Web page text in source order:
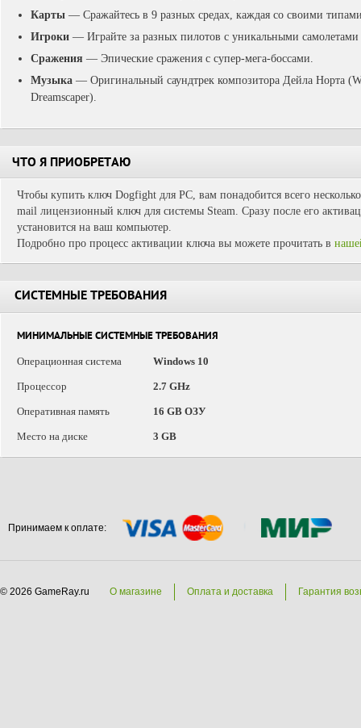
Карты — Сражайтесь в 9 разных средах, каждая со своими
Игроки — Играйте за разных пилотов с уникальными самолетами
Сражения — Эпические сражения с супер-мега-боссами.
Музыка — Оригинальный саундтрек композитора Дейла Норта
Dreamscaper).
ЧТО Я ПРИОБРЕТАЮ
Чтобы купить ключ Dogfight для PC, вам понадобится всего
mail лицензионный ключ для системы Steam. Сразу после его
установится на ваш компьютер.
Подробно про процесс активации ключа вы можете прочитать в
СИСТЕМНЫЕ ТРЕБОВАНИЯ
МИНИМАЛЬНЫЕ СИСТЕМНЫЕ ТРЕБОВАНИЯ
Операционная система
Windows 10
Процессор 2.7 GHz
Оперативная память 16 GB ОЗУ
Место на диске 3 GB
Принимаем к оплате:
© 2026 GameRay.ru О магазине Оплата и доставка Гарантия